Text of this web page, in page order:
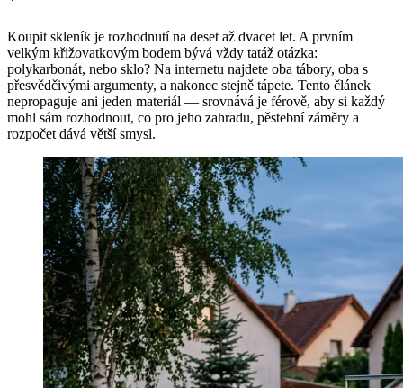
Koupit skleník je rozhodnutí na deset až dvacet let. A prvním
velkým křižovatkovým bodem bývá vždy tatáž otázka:
polykarbonát, nebo sklo? Na internetu najdete oba tábory, oba s
přesvědčivými argumenty, a nakonec stejně tápete. Tento článek
nepropaguje ani jeden materiál — srovnává je férově, aby si každý
mohl sám rozhodnout, co pro jeho zahradu, pěstební záměry a
rozpočet dává větší smysl.